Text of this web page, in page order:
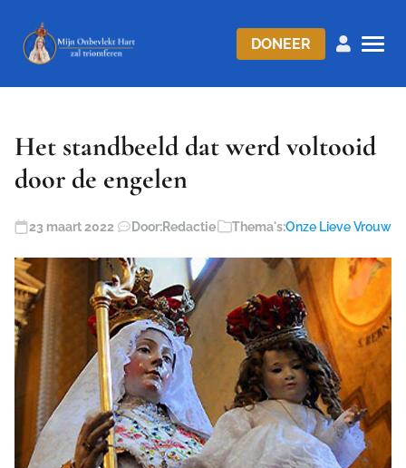
DONEER
Het standbeeld dat werd voltooid
door de engelen
23 maart 2022 Door:Redactie Thema's:Onze Lieve Vrouw